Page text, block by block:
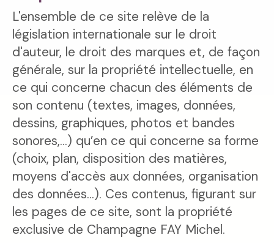
L'ensemble de ce site relève de la
législation internationale sur le droit
d'auteur, le droit des marques et, de façon
générale, sur la propriété intellectuelle, en
ce qui concerne chacun des éléments de
son contenu (textes, images, données,
dessins, graphiques, photos et bandes
sonores,...) qu’en ce qui concerne sa forme
(choix, plan, disposition des matières,
moyens d'accès aux données, organisation
des données...). Ces contenus, figurant sur
les pages de ce site, sont la propriété
exclusive de Champagne FAY Michel.